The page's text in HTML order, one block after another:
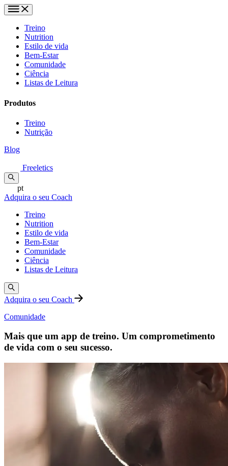
Treino
Nutrition
Estilo de vida
Bem-Estar
Comunidade
Ciência
Listas de Leitura
Produtos
Treino
Nutrição
Blog
Freeletics
pt
Adquira o seu Coach
Treino
Nutrition
Estilo de vida
Bem-Estar
Comunidade
Ciência
Listas de Leitura
Adquira o seu Coach
Comunidade
Mais que um app de treino. Um comprometimento
de vida com o seu sucesso.